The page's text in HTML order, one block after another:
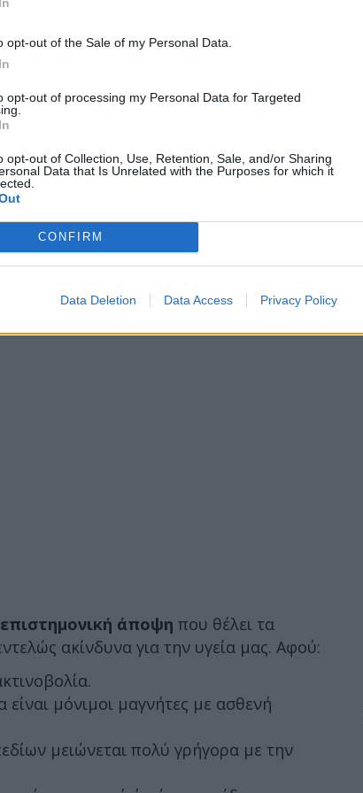
opt-out of the Sale of my Personal Data.
opt-out of processing my Personal Data for Targeted
opt-out of Collection, Use, Retention, Sale, and/or Sharing
Data that Is Unrelated with the Purposes for which it
CONFIRM
Data Deletion Data Access Privacy Policy
άποψη που θέλει τα
ακίνδυνα για την υγεία μας. Αφού:
μόνιμοι μαγνήτες με ασθενή
μειώνεται πολύ γρήγορα με την